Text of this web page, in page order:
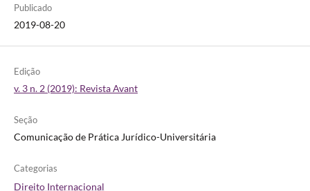
Publicado
2019-08-20
Edição
v. 3 n. 2 (2019): Revista Avant
Seção
Comunicação de Prática Jurídico-Universitária
Categorias
Direito Internacional